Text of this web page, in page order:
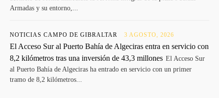
Armadas y su entorno,...
NOTICIAS CAMPO DE GIBRALTAR 3 AGOSTO, 2026
El Acceso Sur al Puerto Bahía de Algeciras entra en servicio con
8,2 kilómetros tras una inversión de 43,3 millones El Acceso Sur
al Puerto Bahía de Algeciras ha entrado en servicio con un primer
tramo de 8,2 kilómetros...